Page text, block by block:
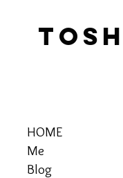
HOME
Me
Blog